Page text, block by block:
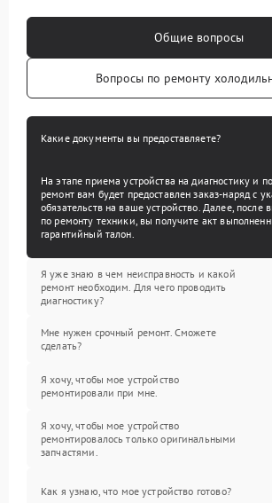
Общие вопросы
Вопросы по ремонту
Какие документы вы предоставляете?
На этапе приема устройства на диагностику и
ремонт вам будет предоставлен заказ-наряд с
обязательств на ваше устройство. Далее, после
по ремонту техники, вы получите акт
гарантийный талон.
Я уже знаю в чем неисправность и какой
ремонт необходим. Для чего проводить
диагностику?
Мне нужен срочный ремонт. Сможете
сделать?
Я хочу, чтобы мое устройство
ремонтировали при мне.
Я хочу, чтобы мое устройство
ремонтировалось только оригинальными
запчастями.
Как я узнаю, что мое устройство готово?